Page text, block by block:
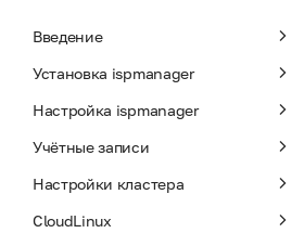
Введение
Установка ispmanager
Настройка ispmanager
Учётные записи
Настройки кластера
CloudLinux